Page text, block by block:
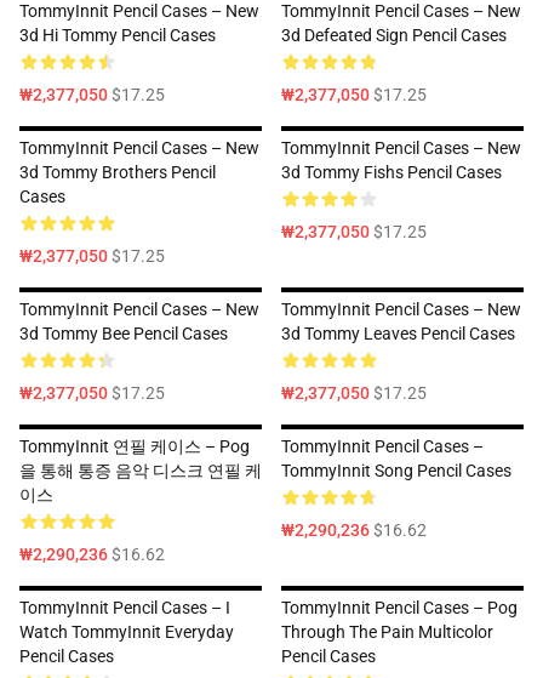
TommyInnit Pencil Cases – New
3d Hi Tommy Pencil Cases
₩2,377,050$17.25
TommyInnit Pencil Cases – New
3d Defeated Sign Pencil Cases
₩2,377,050$17.25
TommyInnit Pencil Cases – New
3d Tommy Brothers Pencil
Cases
₩2,377,050$17.25
TommyInnit Pencil Cases – New
3d Tommy Fishs Pencil Cases
₩2,377,050$17.25
TommyInnit Pencil Cases – New
3d Tommy Bee Pencil Cases
₩2,377,050$17.25
TommyInnit Pencil Cases – New
3d Tommy Leaves Pencil Cases
₩2,377,050$17.25
TommyInnit 연필 케이스 – Pog
을 통해 통증 음악 디스크 연필 케
이스
₩2,290,236$16.62
TommyInnit Pencil Cases –
TommyInnit Song Pencil Cases
₩2,290,236$16.62
TommyInnit Pencil Cases – I
Watch TommyInnit Everyday
Pencil Cases
TommyInnit Pencil Cases – Pog
Through The Pain Multicolor
Pencil Cases